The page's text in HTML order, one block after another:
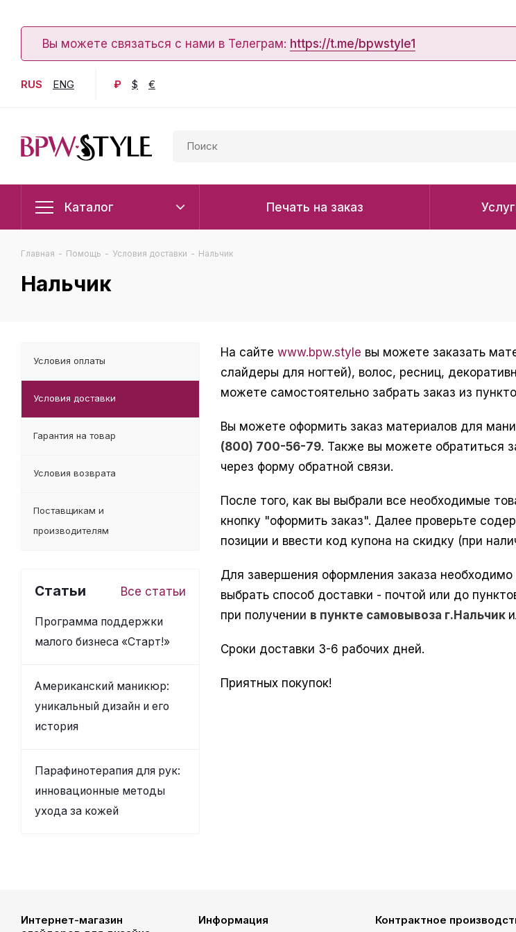
Вы можете связаться с нами в Телеграм: https://t.me/bpwstyle1
RUS ENG ₽ $ €
Каталог Печать на заказ
Главная - Помощь - Условия доставки - Нальчик
Нальчик
На сайте www.bpw.style вы можете заказать
слайдеры для ногтей), волос, ресниц,
можете самостоятельно забрать заказ из
Вы можете оформить заказ материалов для
(800) 700-56-79. Также вы можете обратиться
через форму обратной связи.
После того, как вы выбрали все необходимые
кнопку "оформить заказ". Далее проверьте
позиции и ввести код купона на скидку (при
Для завершения оформления заказа
выбрать способ доставки - почтой или до
при получении в пункте самовывоза г.Нальчик
Сроки доставки 3-6 рабочих дней.
Приятных покупок!
Условия оплаты
Условия доставки
Гарантия на товар
Условия возврата
Поставщикам и
производителям
Статьи Все статьи
Программа поддержки
малого бизнеса «Старт!»
Американский маникюр:
уникальный дизайн и его
история
Парафинотерапия для рук:
инновационные методы
ухода за кожей
Интернет-магазин
Информация Контрактное